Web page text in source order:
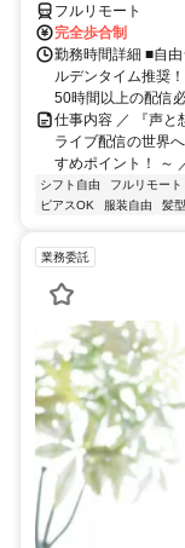
フルリモート
完全歩合制
勤務時間詳細 ■自
ルデンタイム推奨
50時間以上の配信
仕事内容 ／ 『声と
ライブ配信の世
すめポイント！ ～
シフト自由 フルリモート
ピアスOK
服装自由 髪
業務委託